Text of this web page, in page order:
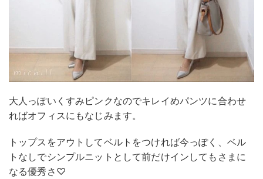
大人っぽいくすみピンクなのでキレイめパンツに合わせ
ればオフィスにもなじみます。
トップスをアウトしてベルトをつければ今っぽく、ベル
トなしでシンプルニットとして前だけインしてもさまに
なる優秀さ♡